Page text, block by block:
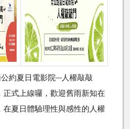
約夏日電影院─人權敲敲
正式上線囉，歡迎舊雨新知在
在夏日體驗理性與感性的人權